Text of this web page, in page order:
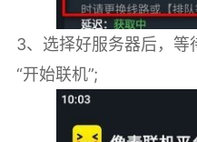
3、选择好服务器后，等
“开始联机”;